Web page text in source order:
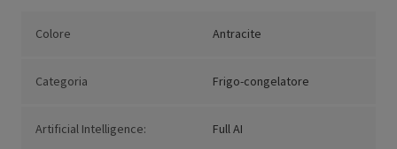
Colore Antracite
Categoria Frigo-congelatore
Artificial Intelligence: Full AI